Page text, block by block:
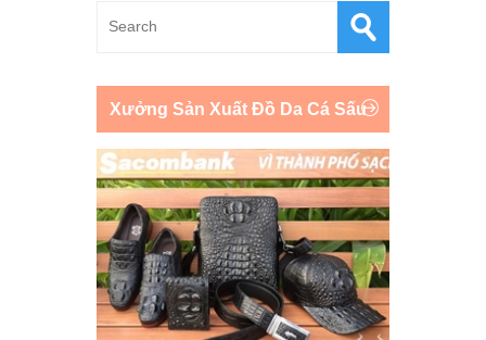
Xưởng Sản Xuất Đồ Da Cá Sấu